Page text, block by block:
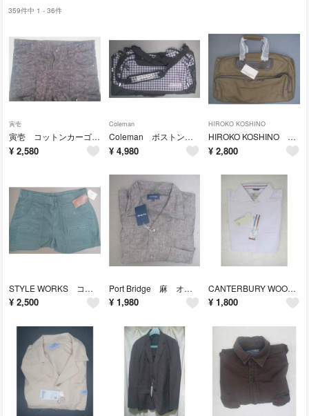
359件中 1 - 36件
寅壱
寅壱 コットンカーゴパンツ LL 3610-219
¥ 2,580
Coleman
Coleman ボストンバッグ 未使用
¥ 4,980
HIROKO KOSHINO
HIROKO KOSHINO ボストンバッグ 未使用タグ付き
¥ 2,800
STYLE WORKS コットンハーフカーゴパンツ L 未使用タグ付き
¥ 2,500
Port Bridge 麻 オープンカラーシャツ L 未使用タグ付き
¥ 1,980
CANTERBURY WOOD リネン混コットンシャツ 半袖 M 未使用タグ付き
¥ 1,800